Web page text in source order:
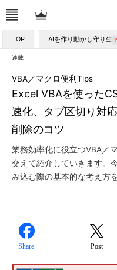
TOP AIを作り動かし守り生
連載
Excel VBAを使った
速化、タブ区切り対
削除のコツ
VBA／マクロ便利Tips
業務効率化に役立つVBA／
交えて紹介していきます。
み込む際の基本的な考え方
Share Post